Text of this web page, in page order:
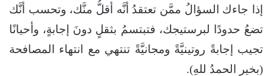
إذا جاءك السؤالُ ممَّن تعتقدُ أنَّه أقلُّ منَّك، وتحسب أنَّك
تضعُ حدودًا لبرستيجك، فتبتسمُ بثقلٍ دونَ إجابةٍ، وأحيانًا
تجيب إجابةً روتينيَّةً ومجانيَّةً تنتهي مع انتهاء المصافحة
(بخيرٍ الحمدُ للهِ).